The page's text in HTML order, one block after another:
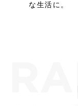
な生活に。